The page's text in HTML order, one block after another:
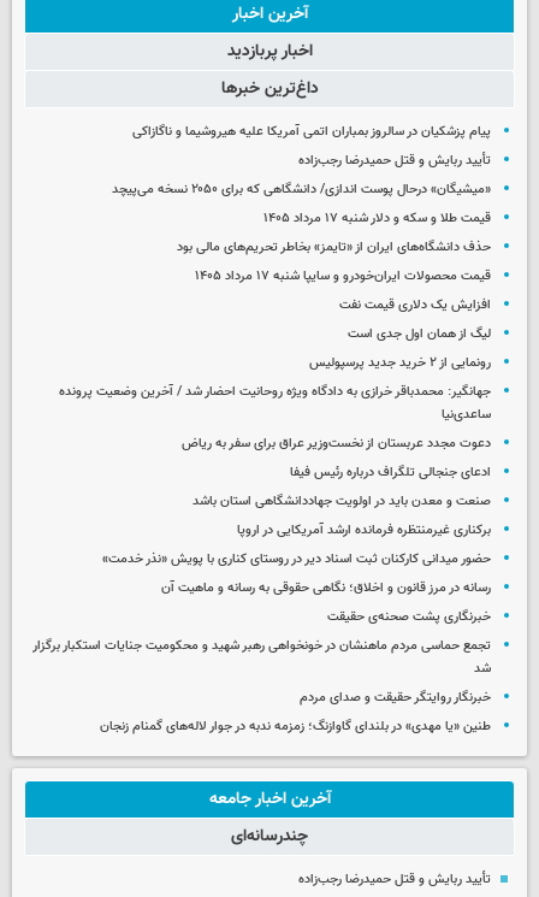
آخرین اخبار
اخبار پربازدید
داغ‌ترین خبرها
پیام پزشکیان در سالروز بمباران اتمی آمریکا علیه هیروشیما و ناگازاکی
تأیید ربایش و قتل حمیدرضا رجب‌زاده
«میشیگان» درحال پوست اندازی/ دانشگاهی که برای ۲۰۵۰ نسخه می‌پیچد
قیمت طلا و سکه و دلار شنبه ۱۷ مرداد ۱۴۰۵
حذف دانشگاه‌های ایران از «تایمز» بخاطر تحریم‌های مالی بود
قیمت محصولات ایران‌خودرو و سایپا شنبه ۱۷ مرداد ۱۴۰۵
افزایش یک دلاری قیمت نفت
لیگ از همان اول جدی است
رونمایی از ۲ خرید جدید پرسپولیس
جهانگیر: محمدباقر خرازی به دادگاه ویژه روحانیت احضار شد / آخرین وضعیت پرونده
ساعدی‌نیا
دعوت مجدد عربستان از نخست‌وزیر عراق برای سفر به ریاض
ادعای جنجالی تلگراف درباره رئیس فیفا
صنعت و معدن باید در اولویت جهاددانشگاهی استان باشد
برکناری غیرمنتظره فرمانده ارشد آمریکایی در اروپا
حضور میدانی کارکنان ثبت اسناد دیر در روستای کناری با پویش «نذر خدمت»
رسانه در مرز قانون و اخلاق؛ نگاهی حقوقی به رسانه و ماهیت آن
خبرنگاری پشت صحنه‌ی حقیقت
تجمع حماسی مردم ماهنشان در خونخواهی رهبر شهید و محکومیت جنایات استکبار برگزار
شد
خبرنگار روایتگر حقیقت و صدای مردم
طنین «یا مهدی» در بلندای گاوازنگ؛ زمزمه ندبه در جوار لاله‌های گمنام زنجان
آخرین اخبار جامعه
چندرسانه‌ای
تأیید ربایش و قتل حمیدرضا رجب‌زاده